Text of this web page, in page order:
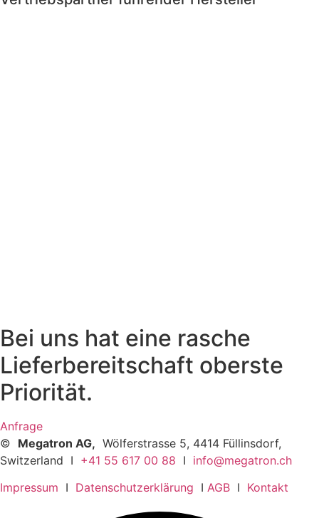
Bei uns hat eine rasche
Lieferbereitschaft oberste
Priorität.
Anfrage
© Megatron AG, Wölferstrasse 5, 4414 Füllinsdorf,
Switzerland I +41 55 617 00 88 I info@megatron.ch
Impressum I Datenschutzerklärung I AGB I Kontakt